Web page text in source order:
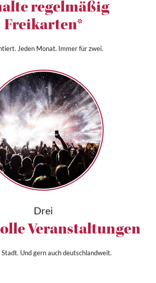
regelmäßig
Freikarten*
Jeden Monat. Immer für zwei.
Drei
Veranstaltungen
Stadt. Und gern auch deutschlandweit.